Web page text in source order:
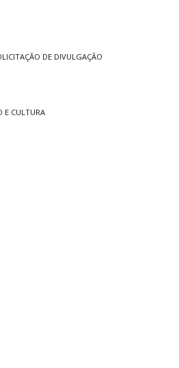
DE DIVULGAÇÃO
E CULTURA